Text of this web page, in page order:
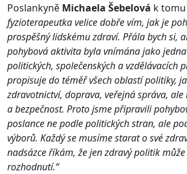
Poslankyně Michaela Šebelová k
fyzioterapeutka velice dobře vím, jak je
prospěšný lidskému zdraví. Přála bych si,
pohybová aktivita byla vnímána jako
politických, společenských a vzdělávacích
propisuje do téměř všech oblastí politiky,
zdravotnictví, doprava, veřejná správa,
a bezpečnost. Proto jsme připravili
poslance ne podle politických stran, ale
výborů. Každý se musíme starat o své
nadsázce říkám, že jen zdravý politik
rozhodnutí.“